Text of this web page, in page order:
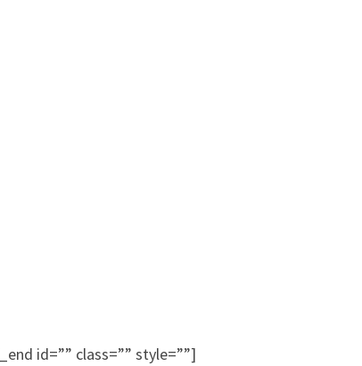
id=”” class=”” style=””]